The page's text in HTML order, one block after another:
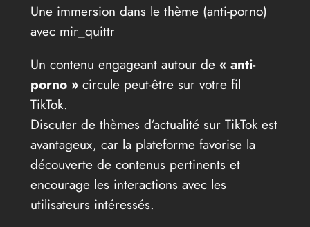
Une immersion dans le thème (anti-porno)
avec mir_quittr
Un contenu engageant autour de « anti-
porno »circule peut-être sur votre fil
TikTok.
Discuter de thèmes d’actualité sur TikTok est
avantageux, car la plateforme favorise la
découverte de contenus pertinents et
encourage les interactions avec les
utilisateurs intéressés.